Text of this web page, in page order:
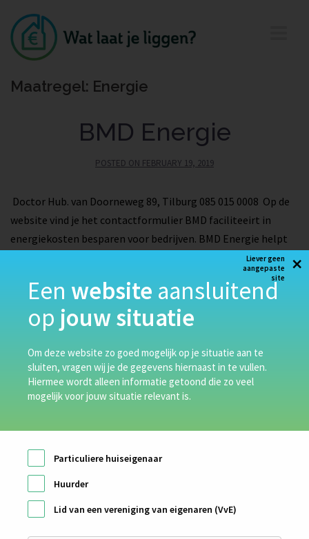
Maatregel: Energie
BMD Energie
POSTED ON FEBRUARY 19, 2019
Doctor Hub. van Doorneweg 89, Tilburg 085 015 0008 Op de
website vind je het contactformulier BMD faciliteeirt in
energiekosten besparen voor bedrijven. BMD Energie helpt
om uw energiekosten te reduceren, optimaliseert uw
inkoopcollectief.
van Lubeek
Duits Isolatie
van de Bunt Isolatietechniek
Een website aansluitend
op jouw situatie
Om deze website zo goed mogelijk op je situatie aan te
sluiten, vragen wij je de gegevens hiernaast in te vullen.
Hiermee wordt alleen informatie getoond die zo veel
mogelijk voor jouw situatie relevant is.
Liever geen
aangepaste
site
×
Particuliere huiseigenaar
Huurder
Lid van een vereniging van eigenaren (VvE)